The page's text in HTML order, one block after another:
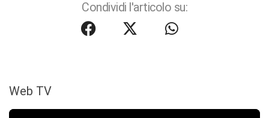
Condividi l'articolo su:
Web TV